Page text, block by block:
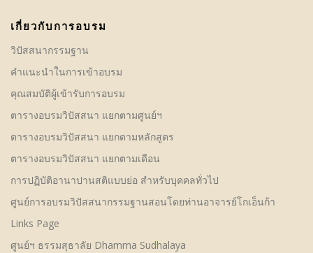
เกี่ยวกับการอบรม
วิปัสสนากรรมฐาน
คําแนะนำในการเข้าอบรม
คุณสมบัติผู้เข้ารับการอบรม
ตารางอบรมวิปัสสนา แยกตามศูนย์ฯ
ตารางอบรมวิปัสสนา แยกตามหลักสูตร
ตารางอบรมวิปัสสนา แยกตามเดือน
การปฏิบัติอานาปานสติแบบย่อ สำหรับบุคคลทั่วไป
ศูนย์การอบรมวิปัสสนากรรมฐานสอนโดยท่านอาจารย์โกเอ็นก้า
Links Page
ศูนย์ฯ ธรรมสุธาลัย Dhamma Sudhalaya